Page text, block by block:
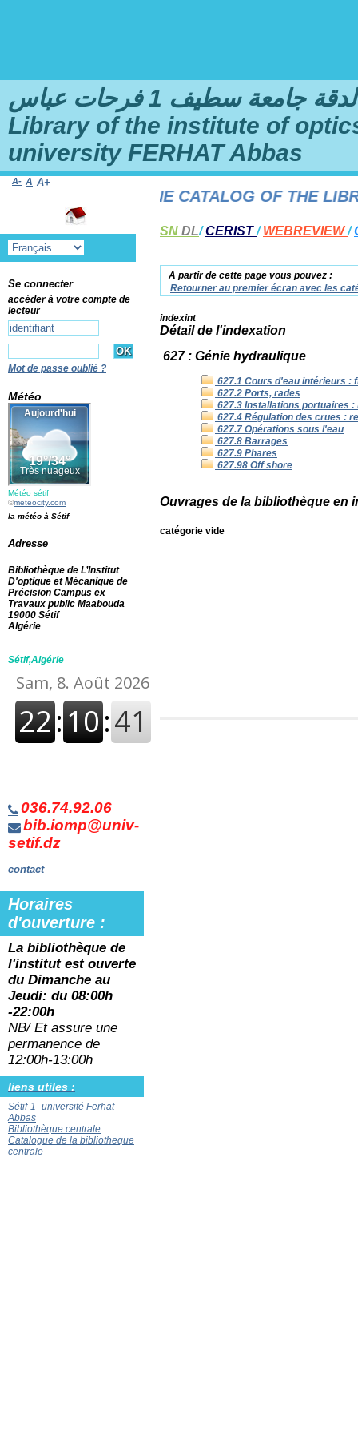
سطيف 1 فرحات عباس
Library of the institute of
university FERHAT Abbas
SN DL/CERIST/WEBREVIEW/
A partir de cette page vous pouvez :
Retourner au premier écran avec les
indexint
Détail de l'indexation
627 : Génie hydraulique
627.1 Cours d'eau intérieurs :
627.2 Ports, rades
627.3 Installations portuaires :
627.4 Régulation des crues :
627.7 Opérations sous l'eau
627.8 Barrages
627.9 Phares
627.98 Off shore
Ouvrages de la bibliothèque en
catégorie vide
TO THE ONLINE CATALOG OF THE
A- A A+
Se connecter
accéder à votre compte de
lecteur
Mot de passe oublié ?
Météo
Météo sétif
©meteocity.com
la météo à Sétif
Adresse
Bibliothèque de L’Institut
D'optique et Mécanique de
Précision Campus ex
Travaux public Maabouda
19000 Sétif
Algérie
Sétif,Algérie
036.74.92.06
bib.iomp@univ-
setif.dz
contact
Horaires
d'ouverture :
La bibliothèque de
l'institut est ouverte
du Dimanche au
Jeudi: du 08:00h
-22:00h
NB/ Et assure une
permanence de
12:00h-13:00h
liens utiles :
Sétif-1- université Ferhat
Abbas
Bibliothèque centrale
Catalogue de la bibliotheque
centrale